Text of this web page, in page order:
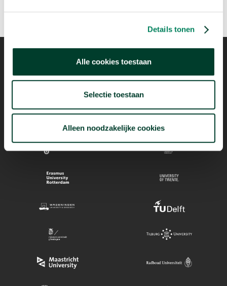
Details tonen
Alle cookies toestaan
Selectie toestaan
Alleen noodzakelijke cookies
Mogelijk dankzij